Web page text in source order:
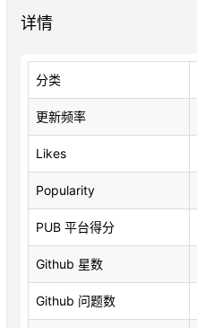
详情
分类
更新频率
Likes
Popularity
PUB 平台得分
Github 星数
Github 问题数